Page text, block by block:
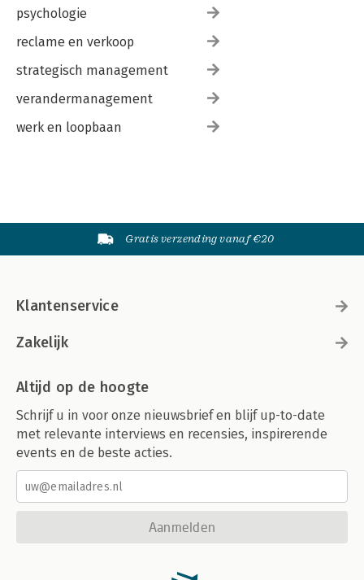
psychologie
reclame en verkoop
strategisch management
verandermanagement
werk en loopbaan
Gratis verzending vanaf €20
Klantenservice
Zakelijk
Altijd op de hoogte
Schrijf u in voor onze nieuwsbrief en blijf up-to-date
met relevante interviews en recensies, inspirerende
events en de beste acties.
Aanmelden